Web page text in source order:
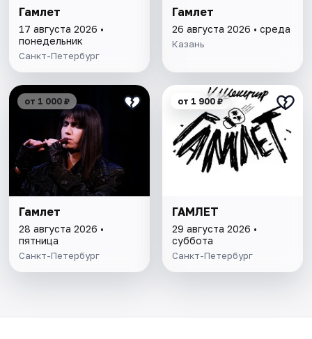
Гамлет
17 августа 2026 •
понедельник
Санкт-Петербург
Гамлет
26 августа 2026 • среда
Казань
от 1 000 ₽
Гамлет
28 августа 2026 •
пятница
Санкт-Петербург
от 1 900 ₽
ГАМЛЕТ
29 августа 2026 •
суббота
Санкт-Петербург